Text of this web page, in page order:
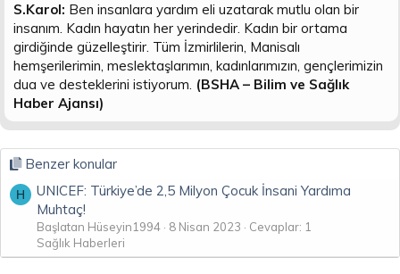
S.Karol: Ben insanlara yardım eli uzatarak mutlu olan bir
insanım. Kadın hayatın her yerindedir. Kadın bir ortama
girdiğinde güzelleştirir. Tüm İzmirlilerin, Manisalı
hemşerilerimin, meslektaşlarımın, kadınlarımızın, gençlerimizin
dua ve desteklerini istiyorum. (BSHA – Bilim ve Sağlık
Haber Ajansı)
Benzer konular
H
UNICEF: Türkiye’de 2,5 Milyon Çocuk İnsani Yardıma
Muhtaç!
Başlatan Hüseyin1994 8 Nisan 2023
Cevaplar: 1
Sağlık Haberleri